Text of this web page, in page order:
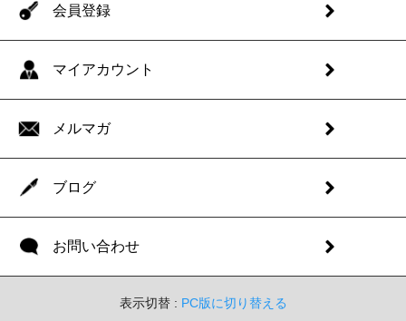
会員登録
マイアカウント
メルマガ
ブログ
お問い合わせ
表示切替 : PC版に切り替える